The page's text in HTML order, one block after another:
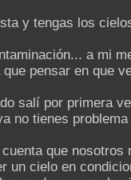
y tengas los
a mi
que pensar en que
salí por primera
no tienes
cuenta que
un cielo en